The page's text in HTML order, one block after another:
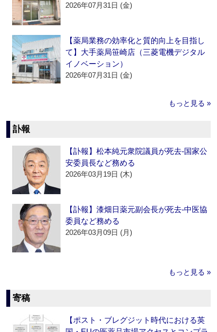
2026年07月31日 (金)
【薬局業務の効率化と質的向上を目指し
て】大手薬局笹崎店（三菱電機デジタル
イノベーション）
2026年07月31日 (金)
もっと見る »
訃報
【訃報】松本純元衆院議員が死去‐国家公
安委員長など務める
2026年03月19日 (木)
【訃報】漆畑日薬元副会長が死去‐中医協
委員など務める
2026年03月09日 (月)
もっと見る »
寄稿
【ポスト・ブレグジット時代における英